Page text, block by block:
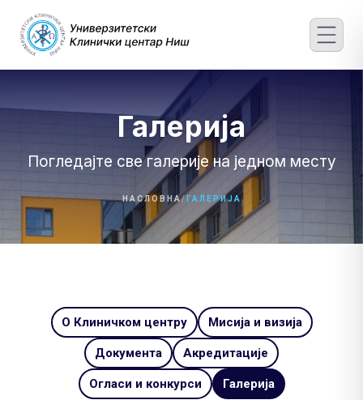
content
Галерија
Погледајте све галерије на једном месту
НАСЛОВНА/ ГАЛЕРИЈА
О Клиничком центру Мисија и визија
Документа Акредитације
Огласи и конкурси Галерија